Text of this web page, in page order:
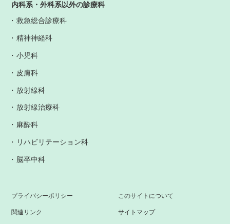
内科系・外科系以外の診療科
救急総合診療科
精神神経科
小児科
皮膚科
放射線科
放射線治療科
麻酔科
リハビリテーション科
脳卒中科
プライバシーポリシー このサイトについて
関連リンク サイトマップ